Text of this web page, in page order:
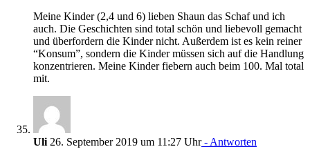
Meine Kinder (2,4 und 6) lieben Shaun das Schaf und ich
auch. Die Geschichten sind total schön und liebevoll gemacht
und überfordern die Kinder nicht. Außerdem ist es kein reiner
“Konsum”, sondern die Kinder müssen sich auf die Handlung
konzentrieren. Meine Kinder fiebern auch beim 100. Mal total
mit.
Uli 26. September 2019 um 11:27 Uhr- Antworten